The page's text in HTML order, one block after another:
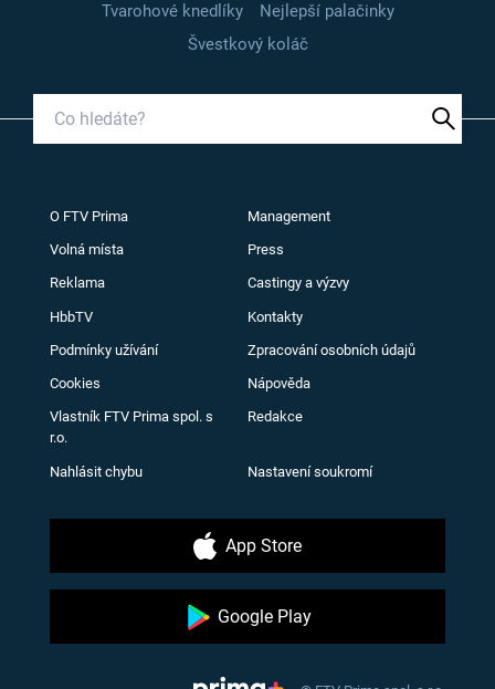
Tvarohové knedlíky
Nejlepší palačinky
Švestkový koláč
O FTV Prima Management
Volná místa Press
Reklama Castingy a výzvy
HbbTV Kontakty
Podmínky užívání Zpracování osobních údajů
Cookies Nápověda
Vlastník FTV Prima spol. s
r.o.
Redakce
Nahlásit chybu Nastavení soukromí
App Store
Google Play